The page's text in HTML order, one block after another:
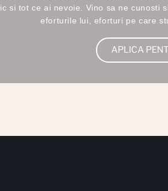
si tot ce ai nevoie. Vino sa ne
eforturile lui, eforturi pe care
APLICA